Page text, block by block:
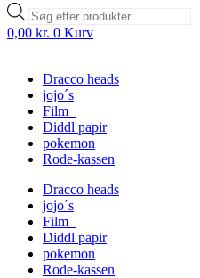
Products
search
0,00 kr. 0 Kurv
Dracco heads
jojo´s
Film
Diddl papir
pokemon
Rode-kassen
Dracco heads
jojo´s
Film
Diddl papir
pokemon
Rode-kassen